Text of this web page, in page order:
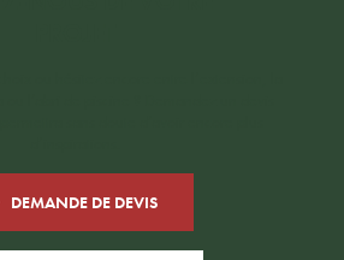
DEMANDE DE DEVIS